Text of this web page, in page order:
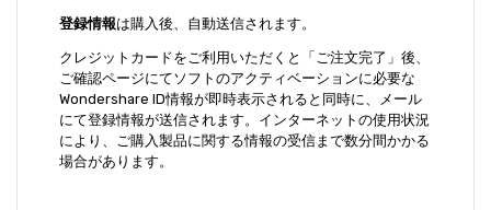
登録情報は購入後、自動送信されます。
クレジットカードをご利用いただくと「ご注文完了」後、
ご確認ページにてソフトのアクティベーションに必要な
Wondershare ID情報が即時表示されると同時に、メール
にて登録情報が送信されます。インターネットの使用状況
により、ご購入製品に関する情報の受信まで数分間かかる
場合があります。